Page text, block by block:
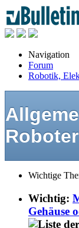
Navigation
Forum
Robotik,
Wichtige
Wichtig:
Gehäuse